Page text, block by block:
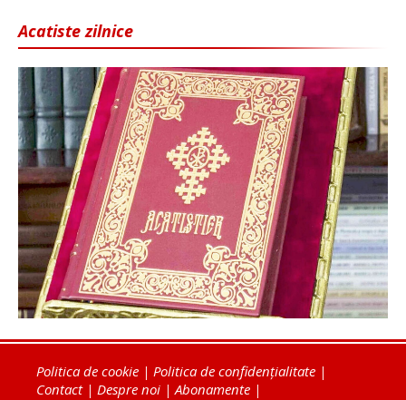
Acatiste zilnice
Politica de cookie | Politica de confidențialitate |
Contact| Despre noi |Abonamente |